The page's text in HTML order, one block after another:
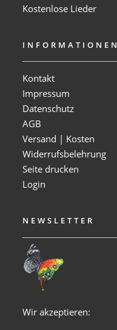
Kostenlose Lieder
INFORMATIONEN
Kontakt
Impressum
Datenschutz
AGB
Versand | Kosten
Widerrufsbelehrung
Seite drucken
Login
NEWSLETTER
Wir akzeptieren: